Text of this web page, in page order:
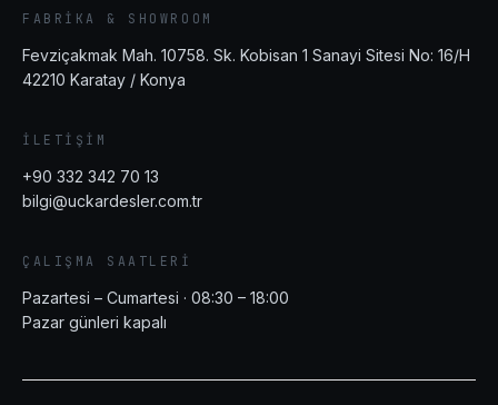
FABRIKA & SHOWROOM
Fevziçakmak Mah. 10758. Sk. Kobisan 1 Sanayi Sitesi No: 16/H
42210 Karatay / Konya
İLETIŞIM
+90 332 342 70 13
bilgi@uckardesler.com.tr
ÇALIŞMA SAATLERI
Pazartesi – Cumartesi · 08:30 – 18:00
Pazar günleri kapalı